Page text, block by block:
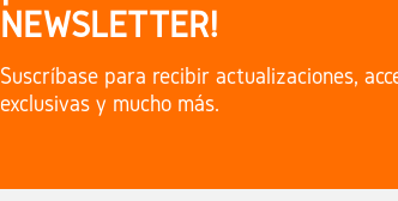
NEWSLETTER!
Suscríbase para recibir actualizaciones,
exclusivas y mucho más.